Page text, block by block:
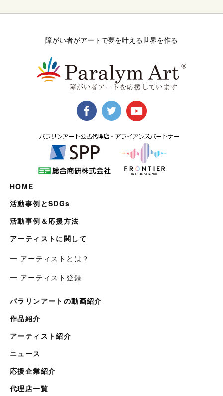
障がい者がアートで夢を叶える世界を作る
HOME
活動事例とSDGs
活動事例＆応援方法
アーティストに関して
━ アーティストとは？
━ アーティスト登録
パラリンアートの動画紹介
作品紹介
アーティスト紹介
ニュース
応援企業紹介
代理店一覧